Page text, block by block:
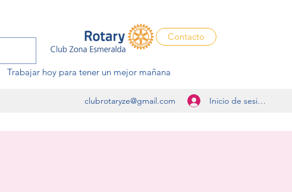
Contacto
clubrotaryze@gmail.com Inicio de sesión
Trabajar hoy para tener un mejor mañana